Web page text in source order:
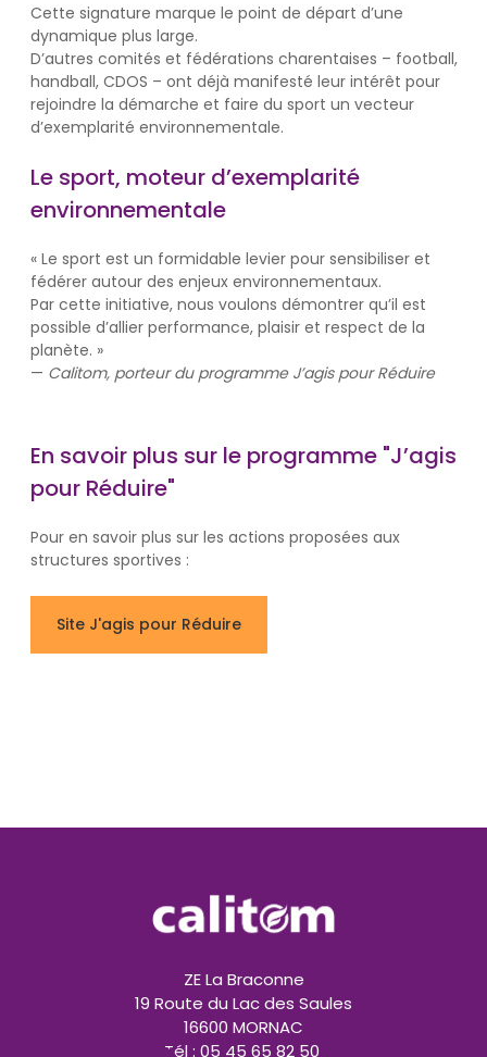
Cette signature marque le point de départ d’une
dynamique plus large.
D’autres comités et fédérations charentaises – football,
handball, CDOS – ont déjà manifesté leur intérêt pour
rejoindre la démarche et faire du sport un vecteur
d’exemplarité environnementale.
Le sport, moteur d’exemplarité
environnementale
« Le sport est un formidable levier pour sensibiliser et
fédérer autour des enjeux environnementaux.
Par cette initiative, nous voulons démontrer qu’il est
possible d’allier performance, plaisir et respect de la
planète. »
— Calitom, porteur du programme J’agis pour Réduire
En savoir plus sur le programme "J’agis
pour Réduire"
Pour en savoir plus sur les actions proposées aux
structures sportives :
Site J'agis pour Réduire
ZE La Braconne
19 Route du Lac des Saules
16600 MORNAC
Tél : 05 45 65 82 50